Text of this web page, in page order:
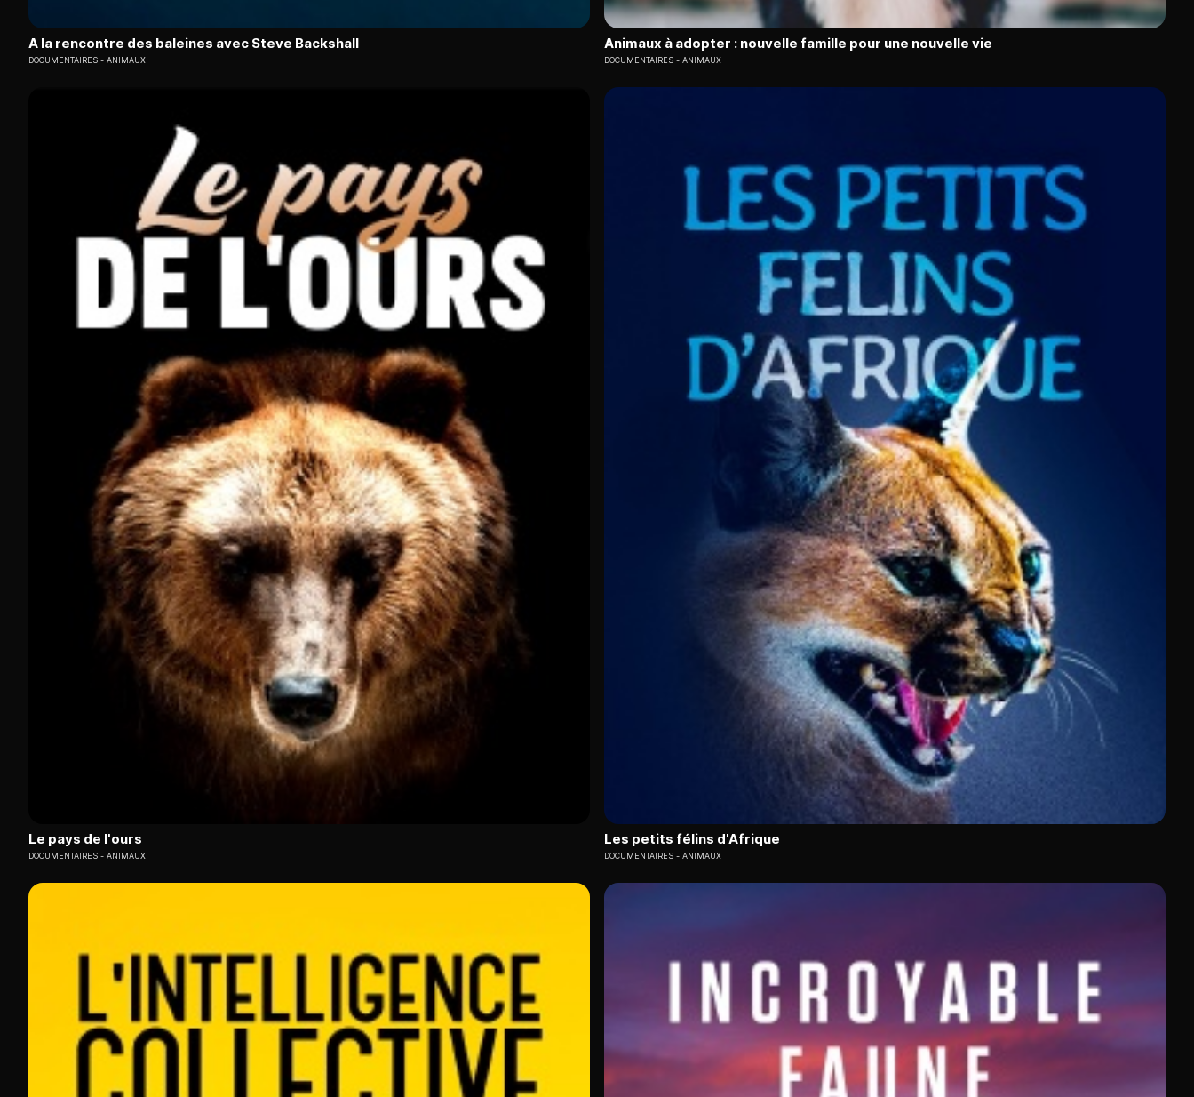
A la rencontre des baleines avec Steve Backshall
DOCUMENTAIRES ANIMAUX
Animaux à adopter : nouvelle famille pour une nouvelle vie
DOCUMENTAIRES ANIMAUX
Le pays de l'ours
DOCUMENTAIRES ANIMAUX
Les petits félins d'Afrique
DOCUMENTAIRES ANIMAUX